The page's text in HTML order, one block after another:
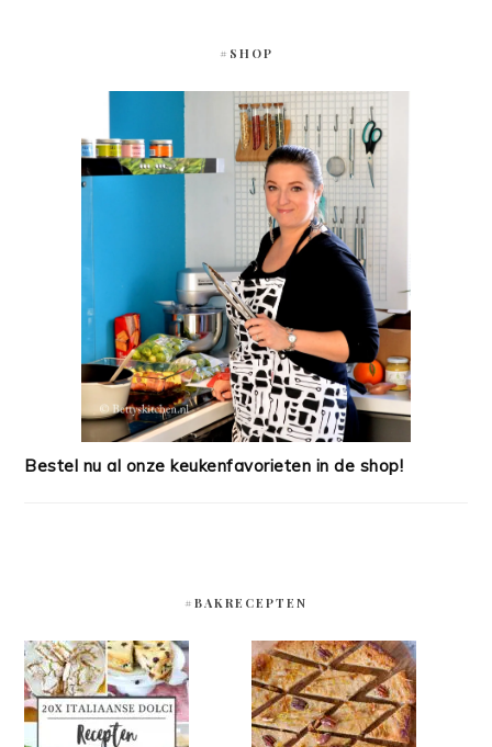
#SHOP
Bestel nu al onze keukenfavorieten in de shop!
#BAKRECEPTEN